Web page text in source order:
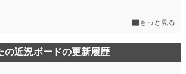
もっと見る
の近況ボードの更新履歴